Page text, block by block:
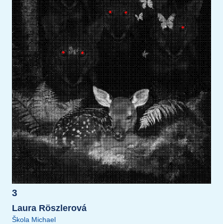
3
Laura Röszlerová
Škola Michael